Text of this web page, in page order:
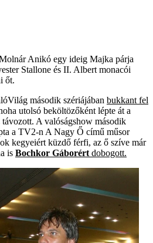
Anikó egy ideig Majka párja
Stallone és II. Albert monacói
őt.
második szériájában bukkant fel
utolsó beköltözőként lépte át a
A valóságshow második
a TV2-n A Nagy Ő című műsor
kegyeiért küzdő férfi, az ő szíve már
is Bochkor Gáborért dobogott.